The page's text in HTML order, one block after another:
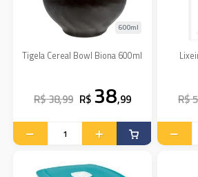
Tigela Cereal Bowl Biona 600ml
600ml
R$ 38,99 R$ 38,99 R$